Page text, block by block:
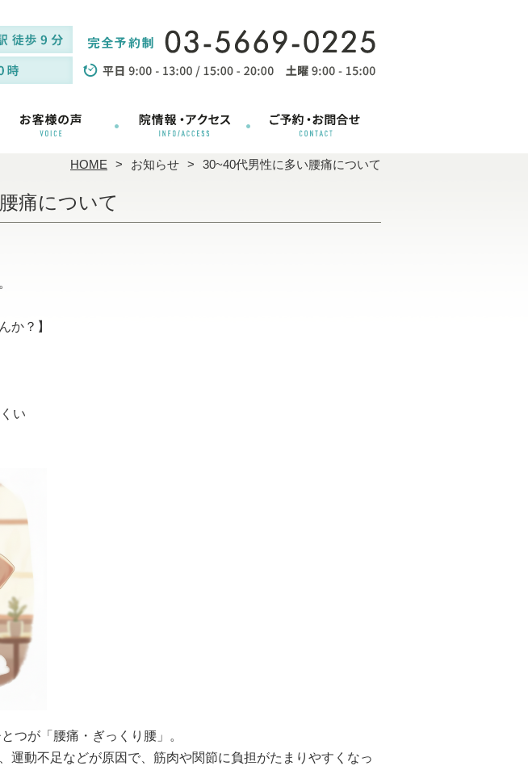
HOME お知らせ 30~40代男性に多い腰痛について
痛について
か？】
い
つが「腰痛・ぎっくり腰」
。
運動不足などが原因で、 筋肉や関節に負担がたまりやすくなっ